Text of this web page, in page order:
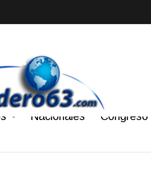
Nacionales Congreso